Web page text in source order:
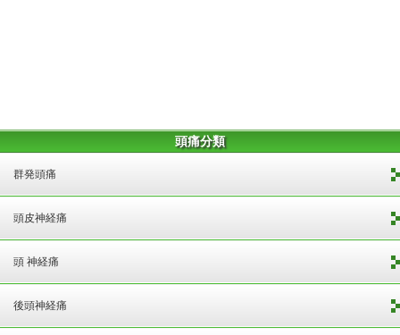
頭痛分類
群発頭痛
頭皮神経痛
頭 神経痛
後頭神経痛